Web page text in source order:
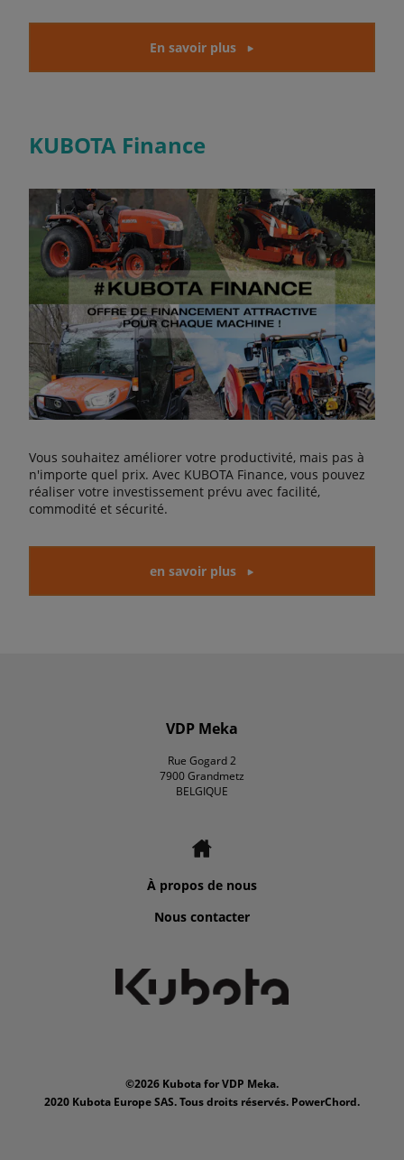
En savoir plus
KUBOTA Finance
Vous souhaitez améliorer votre productivité, mais pas à
n'importe quel prix. Avec KUBOTA Finance, vous pouvez
réaliser votre investissement prévu avec facilité,
commodité et sécurité.
en savoir plus
VDP Meka
Rue Gogard 2
7900 Grandmetz
BELGIQUE
À propos de nous
Nous contacter
©2026 Kubota for VDP Meka.
2020 Kubota Europe SAS. Tous droits réservés. PowerChord.